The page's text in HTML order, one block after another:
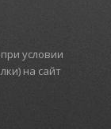
условии
на сайт